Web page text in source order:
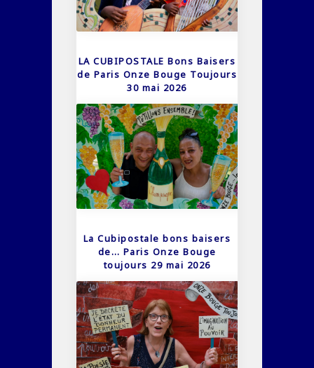
LA CUBIPOSTALE Bons Baisers
de Paris Onze Bouge Toujours
30 mai 2026
La Cubipostale bons baisers
de… Paris Onze Bouge
toujours 29 mai 2026